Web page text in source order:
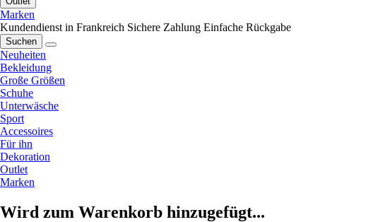
Marken
Kundendienst in Frankreich Sichere Zahlung Einfache Rückgabe
Suchen
Neuheiten
Bekleidung
Große Größen
Schuhe
Unterwäsche
Sport
Accessoires
Für ihn
Dekoration
Outlet
Marken
Wird zum Warenkorb hinzugefügt...